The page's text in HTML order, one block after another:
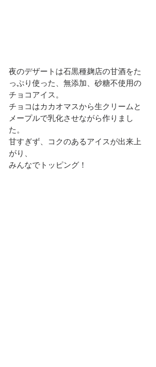
夜のデザートは石黒種麹店の甘酒をた
っぷり使った、無添加、砂糖不使用の
チョコアイス。
チョコはカカオマスから生クリームと
メープルで乳化させながら作りまし
た。
甘すぎず、コクのあるアイスが出来上
がり、
みんなでトッピング！